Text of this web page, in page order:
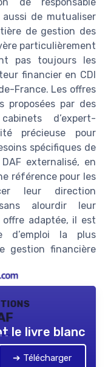
de mutualiser
de gestion des
particulièrement
pas toujours les
financier en CDI
France. Les offres
proposées par des
d’expert-
précieuse pour
spécifiques de
externalisé, en
référence pour les
leur direction
alourdir leur
adaptée, il est
d’emploi la plus
gestion financière
le livre blanc
➔ Télécharger